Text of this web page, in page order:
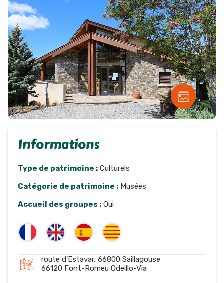
Informations
Type de patrimoine : Culturels
Catégorie de patrimoine : Musées
Accueil des groupes : Oui
route d'Estavar, 66800 Saillagouse
66120 Font-Romeu Odeillo-Via